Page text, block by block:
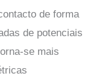
de forma
de potenciais
se mais